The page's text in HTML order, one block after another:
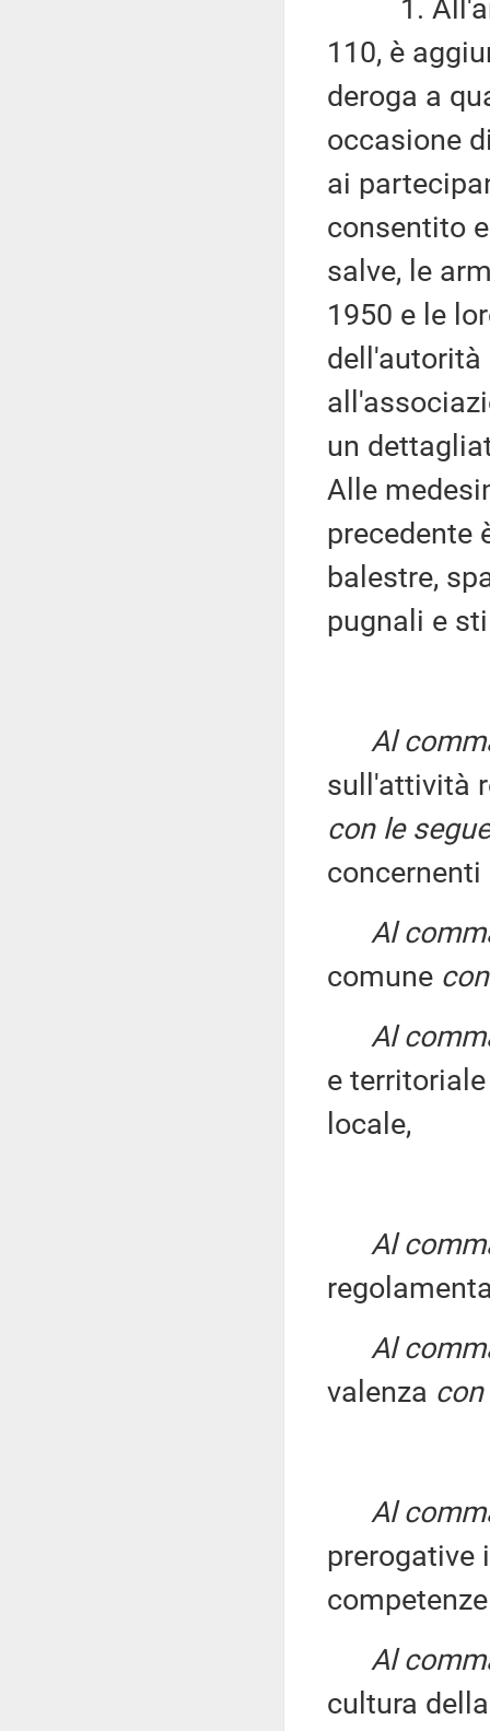
1.
110, è
deroga a
occasione
ai
consentito
salve, le
1950 e le
dell'autorità
un
Alle
precedente
balestre,
pugnali e
Al
sull'attività
con le
concernenti
Al
comune
Al
e
locale,
Al
Al
valenza
Al
competenze
Al
cultura